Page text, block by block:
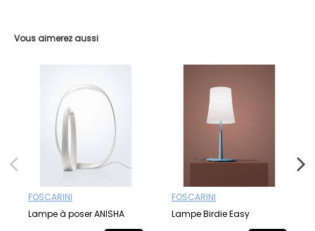
Vous aimerez aussi
FOSCARINI
Lampe à poser ANISHA
FOSCARINI
Lampe Birdie Easy